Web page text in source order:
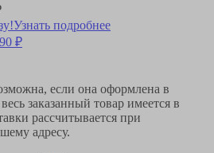
Узнать подробнее
₽
если она оформлена в
заказанный товар имеется в
рассчитывается при
адресу.